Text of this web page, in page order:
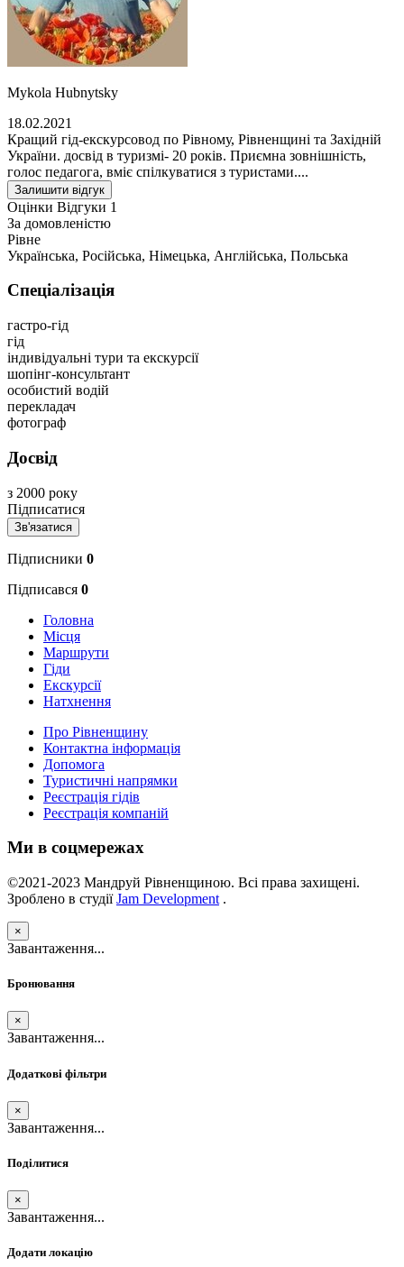
Mykola Hubnytsky
18.02.2021
Кращий гід-екскурсовод по Рівному, Рівненщині та Західній
України. досвід в туризмі- 20 років. Приємна зовнішність,
голос педагога, вміє спілкуватися з туристами....
Залишити відгук
Оцінки Відгуки 1
За домовленістю
Рівне
Українська, Російська, Німецька, Англійська, Польська
Спеціалізація
гастро-гід
гід
індивідуальні тури та екскурсії
шопінг-консультант
особистий водій
перекладач
фотограф
Досвід
з 2000 року
Підписатися
Зв'язатися
Підписники 0
Підписався 0
Головна
Місця
Маршрути
Гіди
Екскурсії
Натхнення
Про Рівненщину
Контактна інформація
Допомога
Туристичні напрямки
Реєстрація гідів
Реєстрація компаній
Ми в соцмережах
©2021-2023 Мандруй Рівненщиною. Всі права захищені.
Зроблено в студіїJam Development .
×
Завантаження...
Бронювання
×
Завантаження...
Додаткові фільтри
×
Завантаження...
Поділитися
×
Завантаження...
Додати локацію